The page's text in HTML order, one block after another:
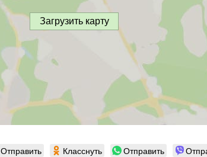
Загрузить карту
Отправить Класснуть Отправить